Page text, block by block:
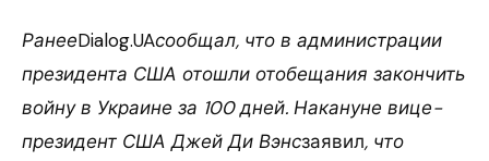
РанееDialog.UAсообщал, что в администрации
президента США отошли отобещания закончить
войну в Украине за 100 дней. Накануне вице-
президент США Джей Ди Вэнсзаявил, что